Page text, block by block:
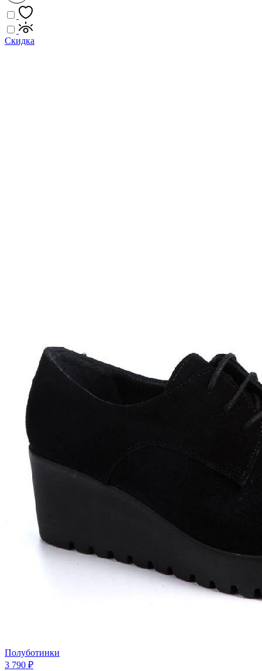
Скидка
Полуботинки
3 790 ₽